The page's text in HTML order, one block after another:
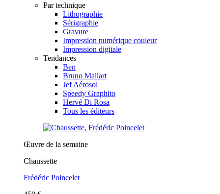
Par technique
Lithographie
Sérigraphie
Gravure
Impression numérique couleur
Impression digitale
Tendances
Ben
Bruno Mallart
Jef Aérosol
Speedy Graphito
Hervé Di Rosa
Tous les éditeurs
Œuvre de la semaine
Chaussette
Frédéric Poincelet